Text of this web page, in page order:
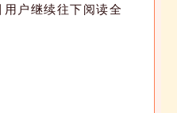
户继续往下阅读全